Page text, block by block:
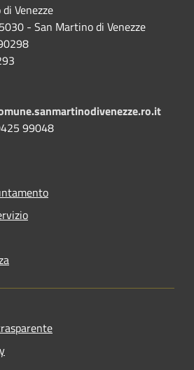
Venezze
- San Martino di Venezze
99048